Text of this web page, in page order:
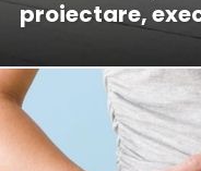
proiectare,